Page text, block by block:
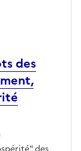
des